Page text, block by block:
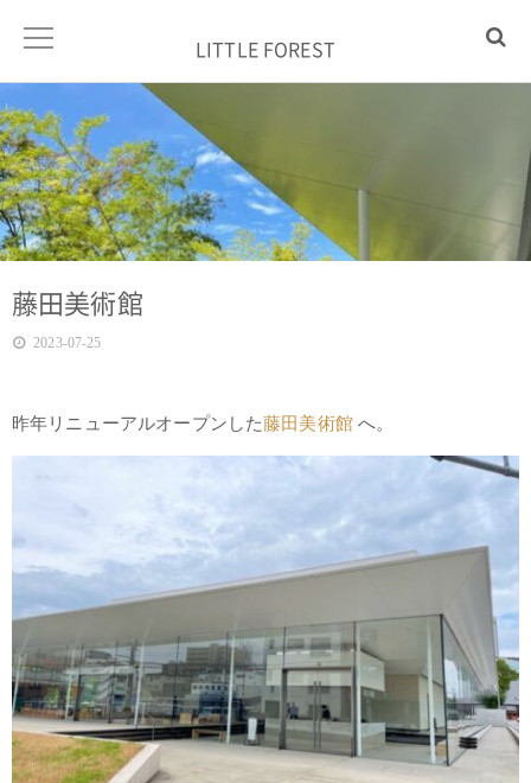
LITTLE FOREST
藤田美術館
2023-07-25
昨年リニューアルオープンした藤田美術館へ。